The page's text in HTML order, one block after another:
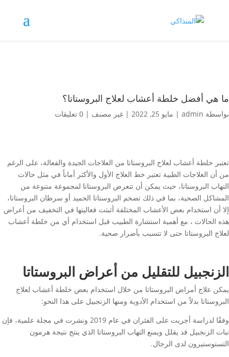
ما هي أفضل خلطة أعشاب لعلاج البروستاتا؟
بواسطة admin
| مايو 25, 2022 | غير مصنف | 0 تعليقات
تعتبر خلطة أعشاب لعلاج البروستاتا من العلاجات الجيدة والفعالة، على الرغم
من أن العلاجات الطبية تعتبر خط العلاج الأول والأكثر أماناً في مثل حالات
التهاب البروستاتا، حيث يمكن أن تتعرض البروستاتا لمجموعة متنوعة من
المشاكل الصحية، بما في ذلك تضخم البروستاتا الحميد أو سرطان البروستاتا،
إلا أن استخدام بعض الأعشاب المختلفة أثبتت فعاليتها في التخفيف من أعراض
هذه الحالات ، مع أهمية استشارة الطبيب قبل استخدام أي من خلطة أعشاب
لعلاج البروستاتا حتى لا تتسبب بأضرار صحية.
الزنجبيل للتقليل من أعراض البروستاتا
يمكن علاج أمراض البروستاتا من خلال استخدام بعض خلطة أعشاب لعلاج
البروستاتا بدلاً من استخدام الأدوية ومنها الزنجبيل على هذا النحو:
وفقًا لدراسة أجريت على الفئران في عام 2019 ونشرت في مجلة علمية، فإن
نبات الزنجبيل قد يقلل ويمنع التهاب البروستاتا الذي ينتج نتيجة هرمون
التستوستيرون لدى الرجال.